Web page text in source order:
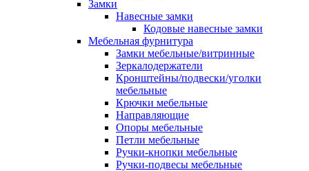
Замки
Навесные замки
Кодовые навесные замки
Мебельная фурнитура
Замки мебельные/витринные
Зеркалодержатели
Кронштейны/подвески/уголки
мебельные
Крючки мебельные
Направляющие
Опоры мебельные
Петли мебельные
Ручки-кнопки мебельные
Ручки-подвесы мебельные